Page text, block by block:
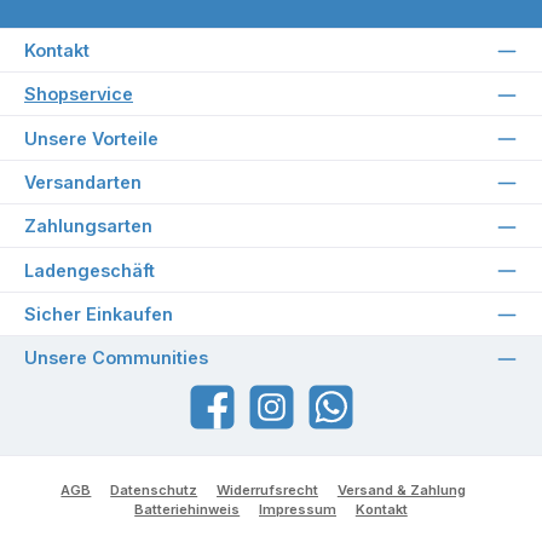
Kontakt
Shopservice
Unsere Vorteile
Versandarten
Zahlungsarten
Ladengeschäft
Sicher Einkaufen
Unsere Communities
FacebookInstagramWhatsApp
AGB Datenschutz Widerrufsrecht
Versand & Zahlung
Batteriehinweis
Impressum Kontakt